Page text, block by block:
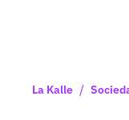
La Kalle /